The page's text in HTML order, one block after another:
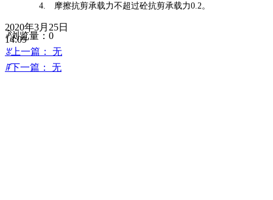
4.
摩擦抗剪承载力不超过砼抗剪承载力0.2 。
2020年3月25日
14:09
ꄘ浏览量： 0
ꂃ上一篇：
无
ꁹ下一篇： 无